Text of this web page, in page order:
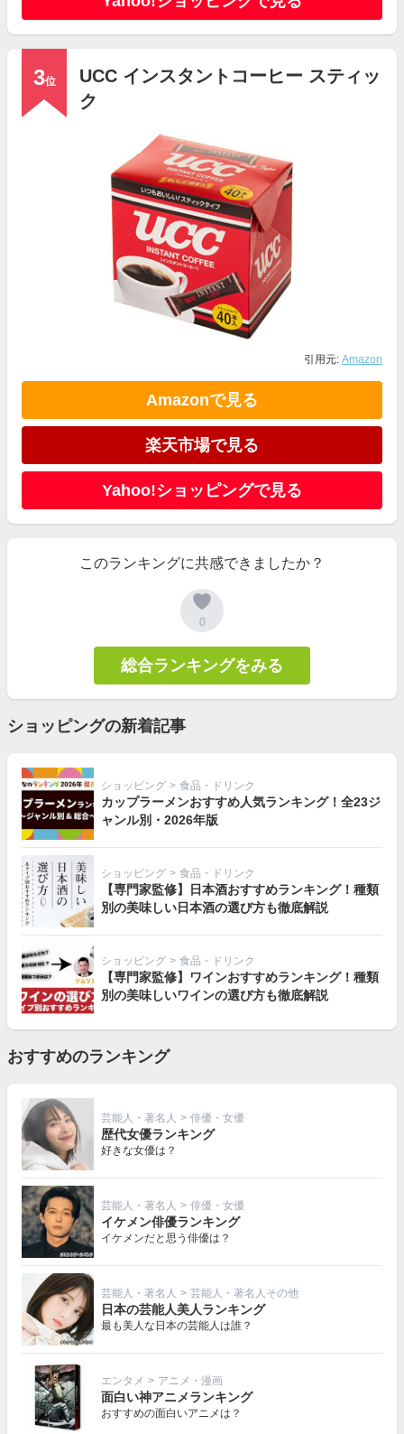
3位
UCC インスタントコーヒー スティッ
ク
引用元: Amazon
Amazonで見る
楽天市場で見る
Yahoo!ショッピングで見る
このランキングに共感できましたか？
0
総合ランキングをみる
ショッピングの新着記事
ショッピング > 食品・ドリンク
カップラーメンおすすめ人気ランキング！全23ジ
ャンル別・2026年版
ショッピング > 食品・ドリンク
【専門家監修】日本酒おすすめランキング！種類
別の美味しい日本酒の選び方も徹底解説
ショッピング > 食品・ドリンク
【専門家監修】ワインおすすめランキング！種類
別の美味しいワインの選び方も徹底解説
おすすめのランキング
芸能人・著名人 > 俳優・女優
歴代女優ランキング
好きな女優は？
芸能人・著名人 > 俳優・女優
イケメン俳優ランキング
イケメンだと思う俳優は？
芸能人・著名人 > 芸能人・著名人その他
日本の芸能人美人ランキング
最も美人な日本の芸能人は誰？
エンタメ > アニメ・漫画
面白い神アニメランキング
おすすめの面白いアニメは？